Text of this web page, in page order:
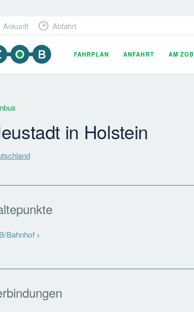
FAHRPLAN ANFAHRT AM ZOB
Ankunft Abfahrt
in Holstein
Bahnhof